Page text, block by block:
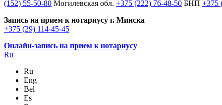
(152) 55-50-80 Могилевская обл. +375 (222) 76-48-50 БНП +375
Запись на прием к нотариусу г. Минска
+375 (29) 114-45-45
Онлайн-запись на прием к нотариусу
Ru
Ru
Eng
Bel
Es